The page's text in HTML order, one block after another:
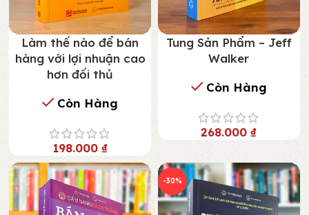
Làm thế nào để bán
hàng với lợi nhuận cao
hơn đối thủ
Còn Hàng
198.000₫
Tung Sản Phẩm – Jeff
Walker
Còn Hàng
268.000₫
-30%